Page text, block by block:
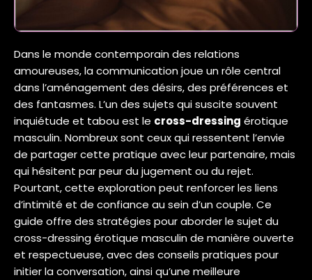
Dans le monde contemporain des relations
amoureuses, la communication joue un rôle central
dans l’aménagement des désirs, des préférences et
des fantasmes. L’un des sujets qui suscite souvent
inquiétude et tabou est le cross-dressing érotique
masculin. Nombreux sont ceux qui ressentent l’envie
de partager cette pratique avec leur partenaire, mais
qui hésitent par peur du jugement ou du rejet.
Pourtant, cette exploration peut renforcer les liens
d’intimité et de confiance au sein d’un couple. Ce
guide offre des stratégies pour aborder le sujet du
cross-dressing érotique masculin de manière ouverte
et respectueuse, avec des conseils pratiques pour
initier la conversation, ainsi qu’une meilleure